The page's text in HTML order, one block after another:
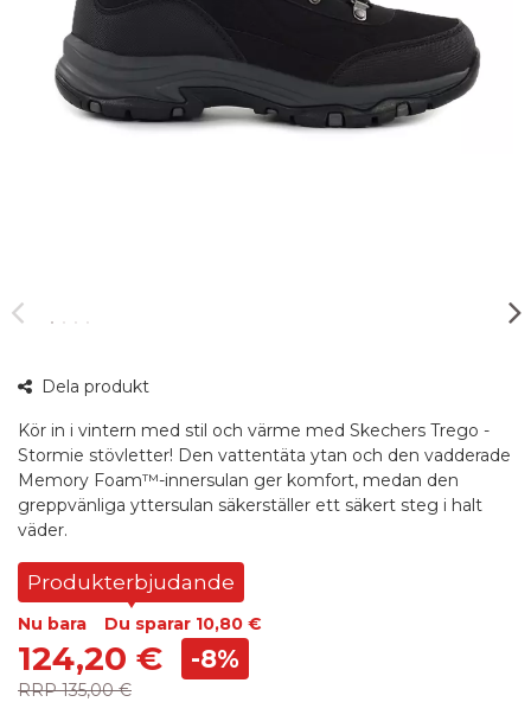
bild
Dela produkt
Kör in i vintern med stil och värme med Skechers Trego -
Stormie stövletter! Den vattentäta ytan och den vadderade
Memory Foam™-innersulan ger komfort, medan den
greppvänliga yttersulan säkerställer ett säkert steg i halt
väder.
Produkterbjudande
Nu bara Du sparar 10,80 €
124,20 €
RRP 135,00 €
-8%